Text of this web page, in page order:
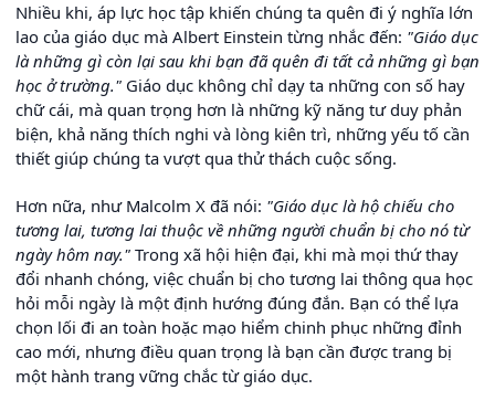
Nhiều khi, áp lực học tập khiến chúng ta quên đi ý nghĩa lớn
lao của giáo dục mà Albert Einstein từng nhắc đến: "Giáo dục
là những gì còn lại sau khi bạn đã quên đi tất cả những gì bạn
học ở trường." Giáo dục không chỉ dạy ta những con số hay
chữ cái, mà quan trọng hơn là những kỹ năng tư duy phản
biện, khả năng thích nghi và lòng kiên trì, những yếu tố cần
thiết giúp chúng ta vượt qua thử thách cuộc sống.
Hơn nữa, như Malcolm X đã nói: "Giáo dục là hộ chiếu cho
tương lai, tương lai thuộc về những người chuẩn bị cho nó từ
ngày hôm nay." Trong xã hội hiện đại, khi mà mọi thứ thay
đổi nhanh chóng, việc chuẩn bị cho tương lai thông qua học
hỏi mỗi ngày là một định hướng đúng đắn. Bạn có thể lựa
chọn lối đi an toàn hoặc mạo hiểm chinh phục những đỉnh
cao mới, nhưng điều quan trọng là bạn cần được trang bị
một hành trang vững chắc từ giáo dục.